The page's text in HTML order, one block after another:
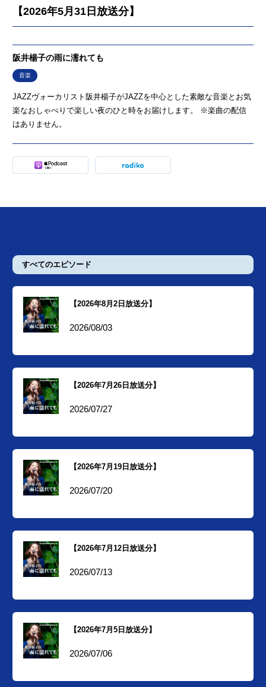
【2026年5月31日放送分】
阪井楊子の雨に濡れても
音楽
JAZZヴォーカリスト阪井楊子がJAZZを中心とした素敵な音楽とお気
楽なおしゃべりで楽しい夜のひと時をお届けします。 ※楽曲の配信
はありません。
すべてのエピソード
【2026年8月2日放送分】
2026/08/03
【2026年7月26日放送分】
2026/07/27
【2026年7月19日放送分】
2026/07/20
【2026年7月12日放送分】
2026/07/13
【2026年7月5日放送分】
2026/07/06